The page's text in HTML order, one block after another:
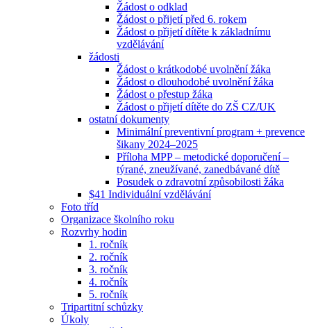
Žádost o odklad
Žádost o přijetí před 6. rokem
Žádost o přijetí dítěte k základnímu
vzdělávání
žádosti
Žádost o krátkodobé uvolnění žáka
Žádost o dlouhodobé uvolnění žáka
Žádost o přestup žáka
Žádost o přijetí dítěte do ZŠ CZ/UK
ostatní dokumenty
Minimální preventivní program + prevence
šikany 2024–2025
Příloha MPP – metodické doporučení –
týrané, zneužívané, zanedbávané dítě
Posudek o zdravotní způsobilosti žáka
$41 Individuální vzdělávání
Foto tříd
Organizace školního roku
Rozvrhy hodin
1. ročník
2. ročník
3. ročník
4. ročník
5. ročník
Tripartitní schůzky
Úkoly